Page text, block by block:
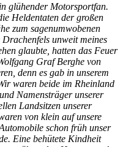
glühender Motorsportfan.
Heldentaten der großen
zum sagenumwobenen
unweit meines
glaubte, hatten das Feuer
Graf Berghe von
denn es gab in unserem
waren beide im Rheinland
Namensträger unserer
Landsitzen unserer
von klein auf unsere
schon früh unser
Eine behütete Kindheit